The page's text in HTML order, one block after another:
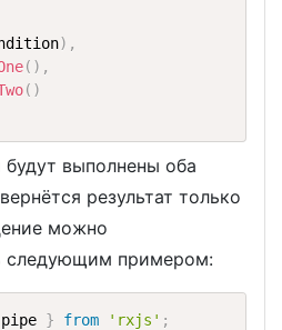
) ,
( ) ,
( )
будут выполнены оба
результат только
можно
следующим примером:
pipe } from 'rxjs' ;